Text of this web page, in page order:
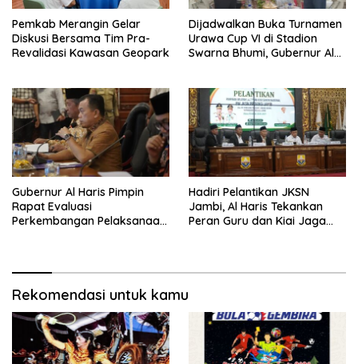
Pemkab Merangin Gelar
Diskusi Bersama Tim Pra-
Revalidasi Kawasan Geopark
Dijadwalkan Buka Turnamen
Urawa Cup VI di Stadion
Swarna Bhumi, Gubernur Al
Gubernur Al Haris Pimpin
Rapat Evaluasi
Perkembangan Pelaksanaan
Hadiri Pelantikan JKSN
Jambi, Al Haris Tekankan
Peran Guru dan Kiai Jaga
Rekomendasi untuk kamu